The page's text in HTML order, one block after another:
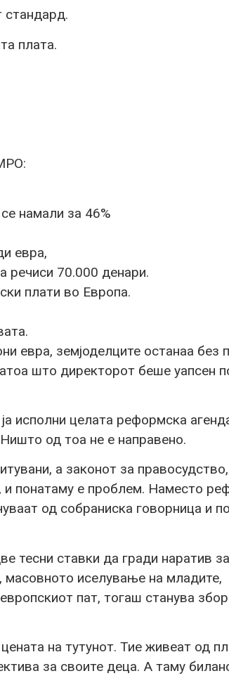
плата.
намали за 46%
евра,
речиси 70.000 денари.
плати во Европа.
евра, земјоделците останаа без
што директорот беше уапсен
исполни целата реформска
од тоа не е направено.
а законот за
понатаму е проблем. Наместо
од собраниска говорница и по
тесни ставки да гради наратив
масовното иселување на младите,
пат, тогаш станува
на тутунот. Тие живеат од
за своите деца. А таму